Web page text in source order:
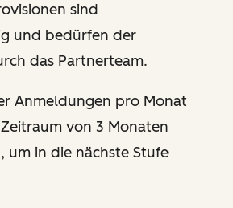
zur
einem
sind
und bedürfen der
das Partnerteam.
Anmeldungen pro Monat
von 3 Monaten
um in die nächste Stufe